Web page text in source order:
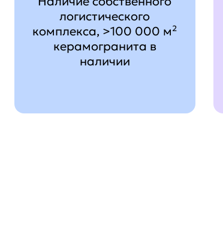
логистического
комплекса, >100 000 м²
керамогранита в
наличии